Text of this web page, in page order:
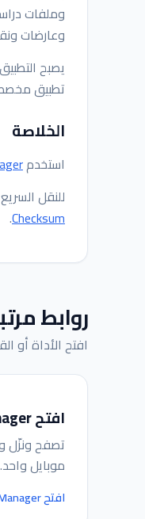
وملفات
وعارضات
يصبح
تطبيق
الخلاصة
استخدم
للنقل
Checksum
.
روابط
افتح الأداة أو
افتح Glazr Download Manager
تصفح ونزّل
موبايل واحد.
افتح Glazr Download Manager